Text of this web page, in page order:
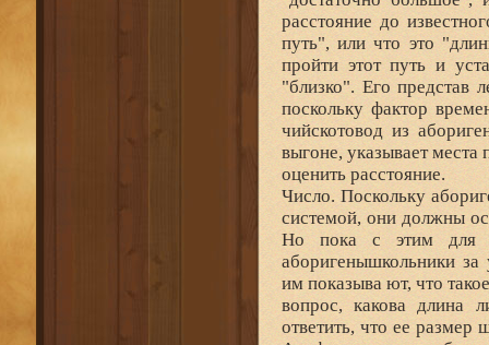
расстояние до
путь", или что это
пройти этот путь и
"близко". Его представ
поскольку фактор
чийскотовод из
выгоне, указывает места
оценить расстояние.
Число. Поскольку
системой, они должны
Но пока с этим для
аборигенышкольники
им показыва ют, что
вопрос, какова длина
ответить, что ее